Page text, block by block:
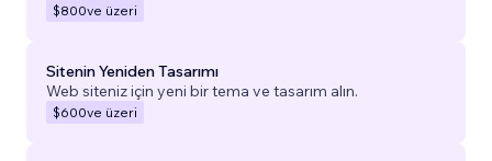
$800ve üzeri
Sitenin Yeniden Tasarımı
Web siteniz için yeni bir tema ve tasarım alın.
$600ve üzeri